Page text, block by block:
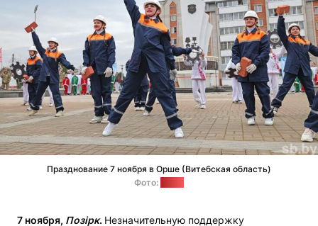
Празднование 7 ноября в Орше (Витебская область)
Фото:
7 ноября, Позірк. Незначительную поддержку